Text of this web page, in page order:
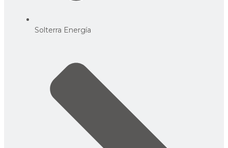
Solterra Energía